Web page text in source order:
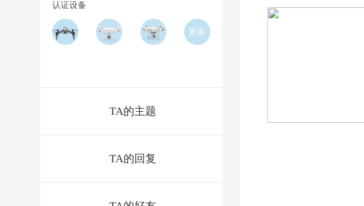
认证设备
更多
TA的主题
TA的回复